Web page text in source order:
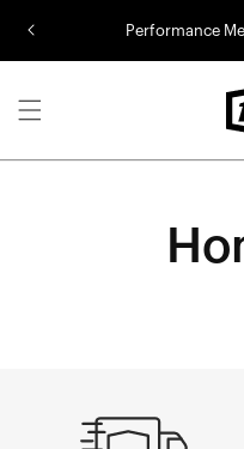
Performance